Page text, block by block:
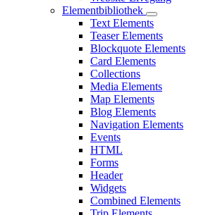
Elementbibliothek
Text Elements
Teaser Elements
Blockquote Elements
Card Elements
Collections
Media Elements
Map Elements
Blog Elements
Navigation Elements
Events
HTML
Forms
Header
Widgets
Combined Elements